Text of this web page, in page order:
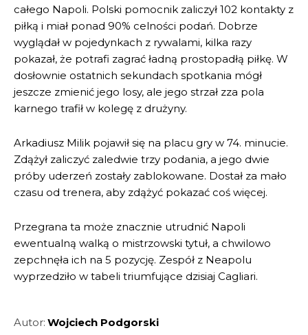
całego Napoli. Polski pomocnik zaliczył 102 kontakty z
piłką i miał ponad 90% celności podań. Dobrze
wyglądał w pojedynkach z rywalami, kilka razy
pokazał, że potrafi zagrać ładną prostopadłą piłkę. W
dosłownie ostatnich sekundach spotkania mógł
jeszcze zmienić jego losy, ale jego strzał zza pola
karnego trafił w kolegę z drużyny.
Arkadiusz Milik pojawił się na placu gry w 74. minucie.
Zdążył zaliczyć zaledwie trzy podania, a jego dwie
próby uderzeń zostały zablokowane. Dostał za mało
czasu od trenera, aby zdążyć pokazać coś więcej.
Przegrana ta może znacznie utrudnić Napoli
ewentualną walką o mistrzowski tytuł, a chwilowo
zepchnęła ich na 5 pozycję. Zespół z Neapolu
wyprzedziło w tabeli triumfujące dzisiaj Cagliari.
Autor: Wojciech Podgorski